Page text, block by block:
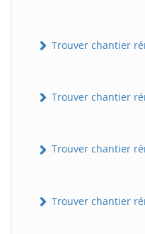
Trouver chantier
Trouver chantier
Trouver chantier
Trouver chantier